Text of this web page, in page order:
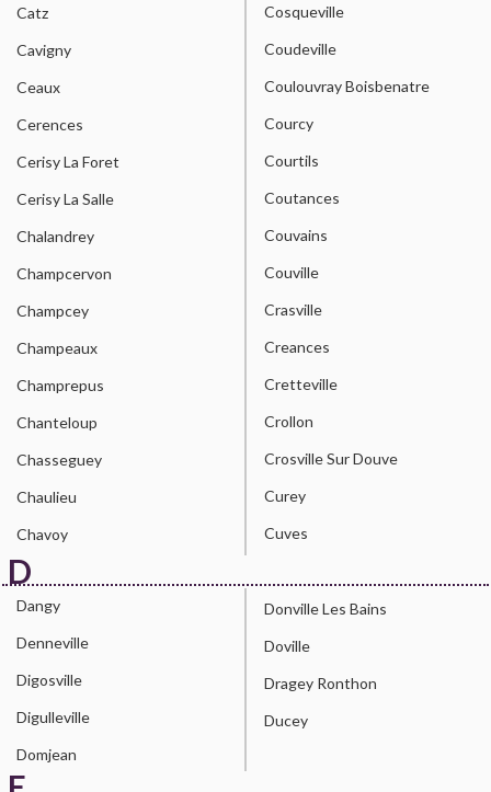
Catz
Cavigny
Ceaux
Cerences
Cerisy La Foret
Cerisy La Salle
Chalandrey
Champcervon
Champcey
Champeaux
Champrepus
Chanteloup
Chasseguey
Chaulieu
Chavoy
Cosqueville
Coudeville
Coulouvray Boisbenatre
Courcy
Courtils
Coutances
Couvains
Couville
Crasville
Creances
Cretteville
Crollon
Crosville Sur Douve
Curey
Cuves
D
Dangy
Denneville
Digosville
Digulleville
Domjean
Donville Les Bains
Doville
Dragey Ronthon
Ducey